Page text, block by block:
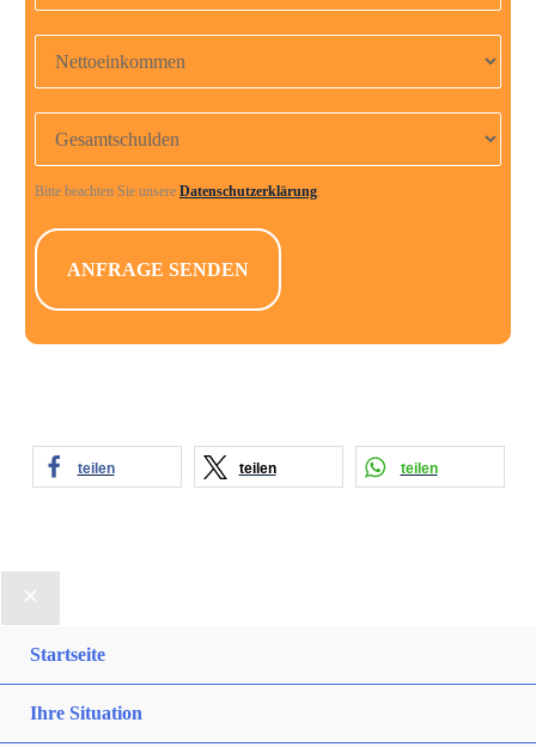
e
l
d
e
e
Nettoeinkommen
Gesamtschulden
Bitte beachten Sie unsere Datenschutzerklärung.
teilen teilen teilen
Startseite
Ihre Situation